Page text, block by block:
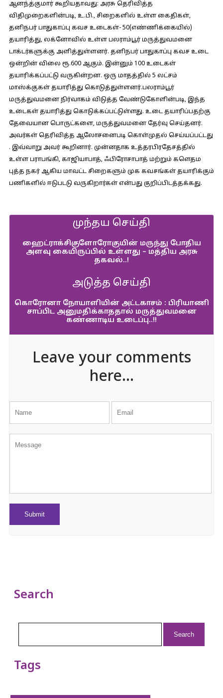
ஆனந்த்குமார் கூறியதாவது: அரசு தெரிவித்த
விதிமுறைகளின்படி, உ.பி., சிறைகளில் உள்ள கைதிகள்,
தனிநபர் பாதுகாப்பு கவச உடைகள்- 50(எண்ணிக்கையில்)
தயாரித்து, லக்னோவில் உள்ள பலராம்பூர் மருத்துவமனை
டாக்டர்களுக்கு அளித்துள்ளனர். தனிநபர் பாதுகாப்பு கவச உடை
ஒன்றின் விலை ரூ.600 ஆகும். இன்னும் 100 உடைகள்
தயாரிக்கப்பட்டு வருகின்றன. ஒரு மாதத்தில் 5 லட்சம்
மாஸ்க்குகள் தயாரித்து கொடுத்துள்ளனர்.பலராம்பூர்
மருத்துவமனை நிர்வாகம் விடுத்த வேண்டுகோளின்படி, இந்த
உடைகள் தயாரித்து கொடுக்கப்பட்டுள்ளது. உடை தயாரிப்பதற்கு
தேவையான பொருட்களை, மருத்துவமனை தேர்வு செய்தனர்.
அவர்கள் தெரிவித்த ஆலோசனைபடி கொள்முதல் செய்யப்பட்டது
. இவ்வாறு அவர் கூறினார். முன்னதாக உத்தரபிரதேசத்தில்
உள்ள பராபங்கி, காஜியாபாத், ஃபிரோசாபாத் மற்றும் களெதம
புத்த நகர் ஆகிய மாவட்ட சிறைகளும் முக கவசங்கள் தயாரிக்கும்
பணிகளில் ஈடுபடடு வருகிறார்கள் என்பது குறிப்பிடத்தக்கது.
முந்தய செய்தி
ஹைட்ராக்சிகுளோரோகுயின் மருந்து போதிய
அளவு கையிருப்பில் உள்ளது – மத்திய அரசு
தகவல்..!
அடுத்த செய்தி
கொரோனா நோயாளியின் அட்டகாசம் : பிரியாணி
சாப்பிட அனுமதிக்காததால் மருத்துவமனை
கண்ணாடிய உடைப்பு..!!
Leave your comments
here...
Search
Tags